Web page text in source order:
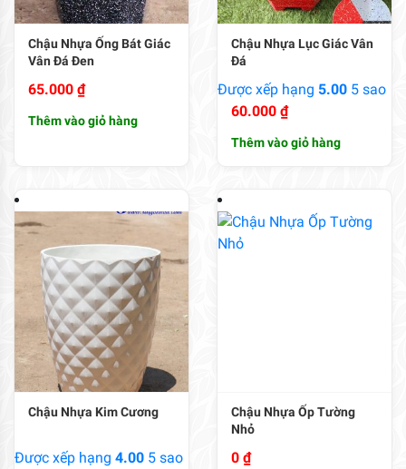
Chậu Nhựa Ống Bát Giác
Vân Đá Đen
65.000 ₫
Thêm vào giỏ hàng
Chậu Nhựa Lục Giác Vân
Đá
Được xếp hạng 5.00 5 sao
60.000 ₫
Thêm vào giỏ hàng
Chậu Nhựa Kim Cương
Được xếp hạng 4.00 5 sao
Chậu Nhựa Ốp Tường
Nhỏ
0 ₫